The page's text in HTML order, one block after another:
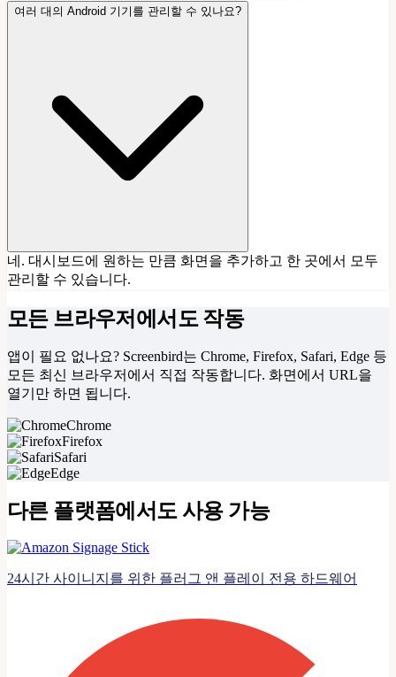
여러 대의 Android 기기를 관리할 수 있나요?
네. 대시보드에 원하는 만큼 화면을 추가하고 한 곳에서 모두
관리할 수 있습니다.
모든 브라우저에서도 작동
앱이 필요 없나요? Screenbird는 Chrome, Firefox, Safari, Edge 등
모든 최신 브라우저에서 직접 작동합니다. 화면에서 URL을
열기만 하면 됩니다.
Chrome
Firefox
Safari
Edge
다른 플랫폼에서도 사용 가능
24시간 사이니지를 위한 플러그 앤 플레이 전용 하드웨어